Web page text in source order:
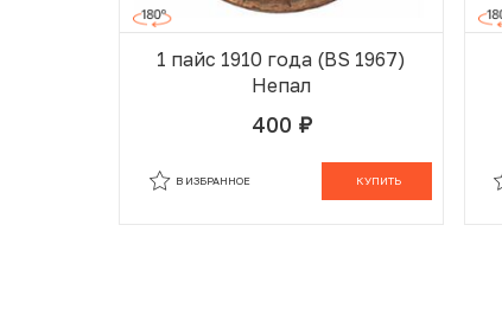
1 пайс 1910 года (BS 1967)
Непал
400 руб.
КУПИТЬ
В ИЗБРАННОЕ